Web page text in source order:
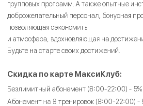
групповых программ. А также опытные
доброжелательный персонал, бонусная
позволяющая сэкономить
и атмосфера, вдохновляющая на
Будьте на старте своих достижений.
Скидка по карте МаксиКлуб:
Безлимитный абонемент (8:00-22:00) - 5%
Абонемент на 8 тренировок (8:00-22:00) -